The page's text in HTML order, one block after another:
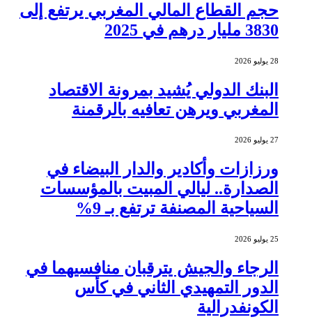
حجم القطاع المالي المغربي يرتفع إلى
3830 مليار درهم في 2025
28 يوليو 2026
البنك الدولي يُشيد بمرونة الاقتصاد
المغربي ويرهن تعافيه بالرقمنة
27 يوليو 2026
ورزازات وأكادير والدار البيضاء في
الصدارة.. ليالي المبيت بالمؤسسات
السياحية المصنفة ترتفع بـ 9%
25 يوليو 2026
الرجاء والجيش يترقبان منافسيهما في
الدور التمهيدي الثاني في كأس
الكونفدرالية